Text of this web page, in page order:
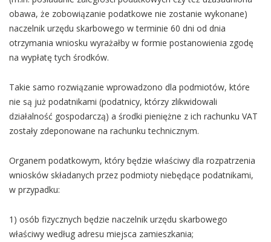
obawa, że zobowiązanie podatkowe nie zostanie wykonane)
naczelnik urzędu skarbowego w terminie 60 dni od dnia
otrzymania wniosku wyrażałby w formie postanowienia zgodę
na wypłatę tych środków.
Takie samo rozwiązanie wprowadzono dla podmiotów, które
nie są już podatnikami (podatnicy, którzy zlikwidowali
działalność gospodarczą) a środki pieniężne z ich rachunku VAT
zostały zdeponowane na rachunku technicznym.
Organem podatkowym, który będzie właściwy dla rozpatrzenia
wniosków składanych przez podmioty niebędące podatnikami,
w przypadku:
1) osób fizycznych będzie naczelnik urzędu skarbowego
właściwy według adresu miejsca zamieszkania;